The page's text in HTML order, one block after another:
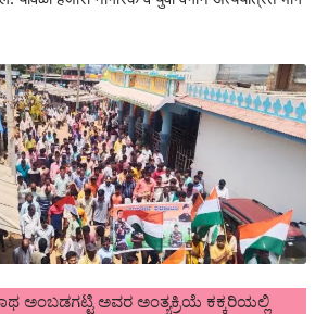
ಅಂಬಡಗಟ್ಟಿ ಅವರ ಅಂತ್ಯಕ್ರಿಯೆ ಕಕ್ಕರಿಯಲ್ಲಿ